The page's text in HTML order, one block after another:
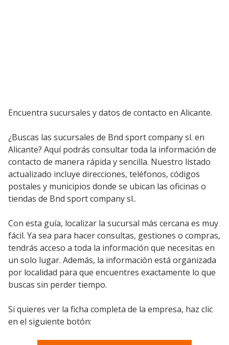
Encuentra sucursales y datos de contacto en Alicante.
¿Buscas las sucursales de Bnd sport company sl. en
Alicante? Aquí podrás consultar toda la información de
contacto de manera rápida y sencilla. Nuestro listado
actualizado incluye direcciones, teléfonos, códigos
postales y municipios donde se ubican las oficinas o
tiendas de Bnd sport company sl..
Con esta guía, localizar la sucursal más cercana es muy
fácil. Ya sea para hacer consultas, gestiones o compras,
tendrás acceso a toda la información que necesitas en
un solo lugar. Además, la información está organizada
por localidad para que encuentres exactamente lo que
buscas sin perder tiempo.
Si quieres ver la ficha completa de la empresa, haz clic
en el siguiente botón: